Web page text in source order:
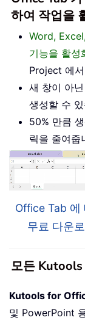
하여 작업을
Word,
기능을 활성
Project 에서
새 창이 아
생성할 수 있
50% 만큼
릭을 줄여줍
Office Tab 에
무료 다운로
모든 Kutools
Kutools for
및 PowerPoint